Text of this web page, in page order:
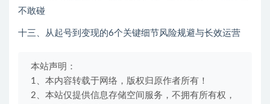
不敢碰
十三、从起号到变现的6个关键细节风险规避与长效运营
本站声明：
1、本内容转载于网络，版权归原作者所有！
2、本站仅提供信息存储空间服务，不拥有所有权，